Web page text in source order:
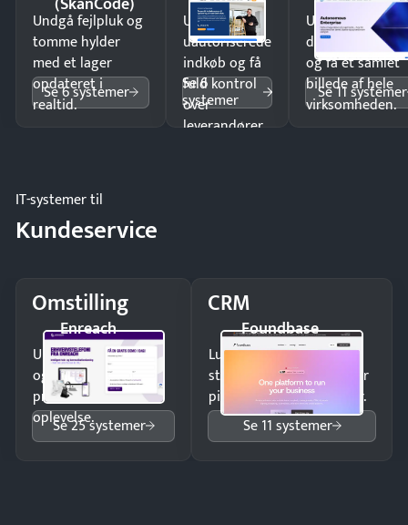
Undgå fejlpluk og
tomme hylder
med et lager
opdateret i
realtid.
Se 6 systemer
Undgå
uautoriserede
indkøb og få
fuld kontrol
over
leverandører
Se 6
systemer
Undgå
og få ét samlet
billede af hele
virksomheden.
Se 11 systemer
IT-systemer til
Kundeservice
Omstilling
Enreach
Undgå tabte opkald
og giv kunderne en
professionel
oplevelse.
Se 25 systemer
CRM
Foundbase
Luk flere salg med et
struktureret overblik over
pipeline og opfølgninger.
Se 11 systemer